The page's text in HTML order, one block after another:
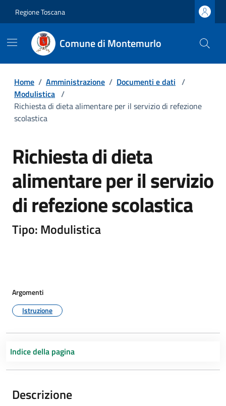
Regione Toscana
Comune di Montemurlo
Home / Amministrazione / Documenti e dati /
Modulistica /
Richiesta di dieta alimentare per il servizio di refezione
scolastica
Richiesta di dieta
alimentare per il servizio
di refezione scolastica
Tipo: Modulistica
Argomenti
Istruzione
Indice della pagina
Descrizione